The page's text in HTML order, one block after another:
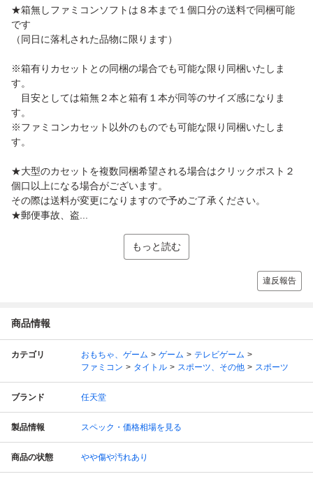
★箱無しファミコンソフトは８本まで１個口分の送料で同梱可能
です
（同日に落札された品物に限ります）
※箱有りカセットとの同梱の場合でも可能な限り同梱いたしま
す。
目安としては箱無２本と箱有１本が同等のサイズ感になりま
す。
※ファミコンカセット以外のものでも可能な限り同梱いたしま
す。
★大型のカセットを複数同梱希望される場合はクリックポスト２
個口以上になる場合がございます。
その際は送料が変更になりますので予めご了承ください。
★郵便事故、盗...
もっと読む
違反報告
商品情報
カテゴリ おもちゃ、ゲーム ゲーム
テレビゲーム
ファミコン
タイトル スポーツ、その他 スポーツ
ブランド 任天堂
製品情報 スペック・価格相場を見る
商品の状態 やや傷や汚れあり